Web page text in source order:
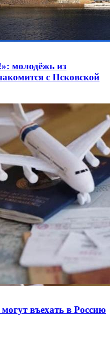
молодёжь из
с Псковской
въехать в Россию